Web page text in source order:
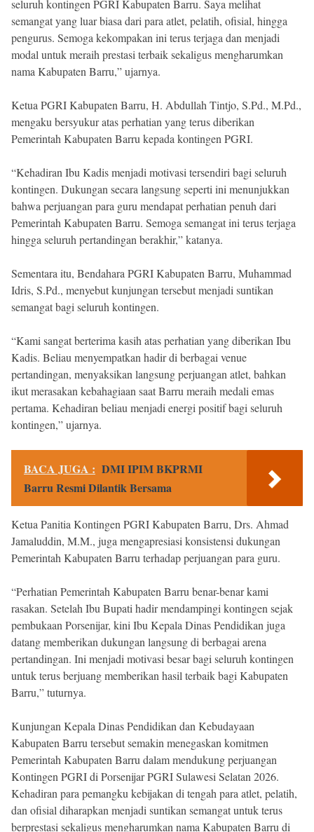
seluruh kontingen PGRI Kabupaten Barru. Saya melihat
semangat yang luar biasa dari para atlet, pelatih, ofisial, hingga
pengurus. Semoga kekompakan ini terus terjaga dan menjadi
modal untuk meraih prestasi terbaik sekaligus mengharumkan
nama Kabupaten Barru,” ujarnya.
Ketua PGRI Kabupaten Barru, H. Abdullah Tintjo, S.Pd., M.Pd.,
mengaku bersyukur atas perhatian yang terus diberikan
Pemerintah Kabupaten Barru kepada kontingen PGRI.
“Kehadiran Ibu Kadis menjadi motivasi tersendiri bagi seluruh
kontingen. Dukungan secara langsung seperti ini menunjukkan
bahwa perjuangan para guru mendapat perhatian penuh dari
Pemerintah Kabupaten Barru. Semoga semangat ini terus terjaga
hingga seluruh pertandingan berakhir,” katanya.
Sementara itu, Bendahara PGRI Kabupaten Barru, Muhammad
Idris, S.Pd., menyebut kunjungan tersebut menjadi suntikan
semangat bagi seluruh kontingen.
“Kami sangat berterima kasih atas perhatian yang diberikan Ibu
Kadis. Beliau menyempatkan hadir di berbagai venue
pertandingan, menyaksikan langsung perjuangan atlet, bahkan
ikut merasakan kebahagiaan saat Barru meraih medali emas
pertama. Kehadiran beliau menjadi energi positif bagi seluruh
kontingen,” ujarnya.
BACA JUGA : DMI IPIM BKPRMI
Barru Resmi Dilantik Bersama
Ketua Panitia Kontingen PGRI Kabupaten Barru, Drs. Ahmad
Jamaluddin, M.M., juga mengapresiasi konsistensi dukungan
Pemerintah Kabupaten Barru terhadap perjuangan para guru.
“Perhatian Pemerintah Kabupaten Barru benar-benar kami
rasakan. Setelah Ibu Bupati hadir mendampingi kontingen sejak
pembukaan Porsenijar, kini Ibu Kepala Dinas Pendidikan juga
datang memberikan dukungan langsung di berbagai arena
pertandingan. Ini menjadi motivasi besar bagi seluruh kontingen
untuk terus berjuang memberikan hasil terbaik bagi Kabupaten
Barru,” tuturnya.
Kunjungan Kepala Dinas Pendidikan dan Kebudayaan
Kabupaten Barru tersebut semakin menegaskan komitmen
Pemerintah Kabupaten Barru dalam mendukung perjuangan
Kontingen PGRI di Porsenijar PGRI Sulawesi Selatan 2026.
Kehadiran para pemangku kebijakan di tengah para atlet, pelatih,
dan ofisial diharapkan menjadi suntikan semangat untuk terus
berprestasi sekaligus mengharumkan nama Kabupaten Barru di